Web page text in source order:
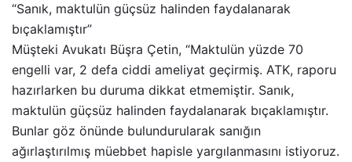
“Sanık, maktulün güçsüz halinden faydalanarak
bıçaklamıştır”
Müşteki Avukatı Büşra Çetin, “Maktulün yüzde 70
engelli var, 2 defa ciddi ameliyat geçirmiş. ATK, raporu
hazırlarken bu duruma dikkat etmemiştir. Sanık,
maktulün güçsüz halinden faydalanarak bıçaklamıştır.
Bunlar göz önünde bulundurularak sanığın
ağırlaştırılmış müebbet hapisle yargılanmasını istiyoruz.